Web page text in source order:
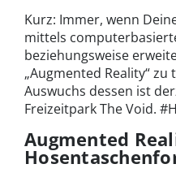
Kurz: Immer, wenn
mittels
beziehungsweise
„Augmented Reality“
Auswuchs dessen ist
Freizeitpark The Void.
Augmented